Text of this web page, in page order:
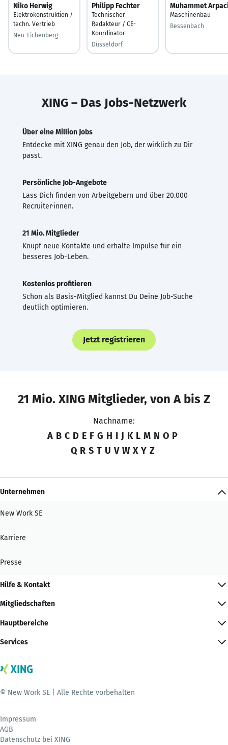
Niko Herwig
Elektrokonstruktion /
techn. Vertrieb
Neu-Eichenberg
Philipp Fechter
Technischer
Redakteur / CE-
Koordinator
Düsseldorf
Muhammet
Maschinenbau
Bessenbach
XING – Das Jobs-Netzwerk
Über eine Million Jobs
Entdecke mit XING genau den Job, der wirklich zu Dir
passt.
Persönliche Job-Angebote
Lass Dich finden von Arbeitgebern und über 20.000
Recruiter·innen.
21 Mio. Mitglieder
Knüpf neue Kontakte und erhalte Impulse für ein
besseres Job-Leben.
Kostenlos profitieren
Schon als Basis-Mitglied kannst Du Deine Job-Suche
deutlich optimieren.
Jetzt registrieren
21 Mio. XING Mitglieder, von A bis Z
Nachname:
A B C D E F G H I J K L M N O P
Q R S T U V W X Y Z
Unternehmen
New Work SE
Karriere
Presse
Hilfe & Kontakt
Mitgliedschaften
Hauptbereiche
Services
© New Work SE | Alle Rechte vorbehalten
Impressum
AGB
Datenschutz bei XING